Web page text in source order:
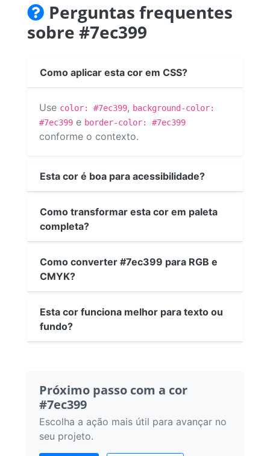
Perguntas frequentes
sobre #7ec399
Como aplicar esta cor em CSS?
Use color: #7ec399, background-color:
#7ec399 e border-color: #7ec399
conforme o contexto.
Esta cor é boa para acessibilidade?
Como transformar esta cor em paleta
completa?
Como converter #7ec399 para RGB e
CMYK?
Esta cor funciona melhor para texto ou
fundo?
Próximo passo com a cor
#7ec399
Escolha a ação mais útil para avançar no
seu projeto.